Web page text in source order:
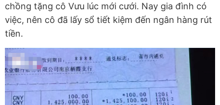
chồng tặng cô Vưu lúc mới cưới. Nay gia đình có
việc, nên cô đã lấy sổ tiết kiệm đến ngân hàng rút
tiền.